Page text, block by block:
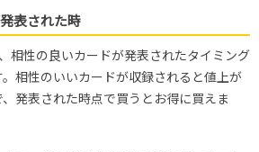
表された時
相性の良いカードが発表されたタイミング
相性のいいカードが収録されると値上が
発表された時点で買うとお得に買えま